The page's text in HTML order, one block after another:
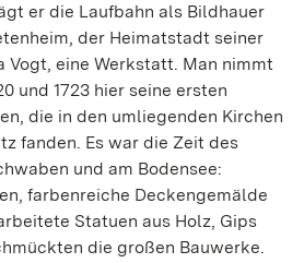
er die Laufbahn als Bildhauer
der Heimatstadt seiner
Vogt, eine Werkstatt. Man nimmt
und 1723 hier seine ersten
die in den umliegenden Kirchen
fanden. Es war die Zeit des
und am Bodensee:
farbenreiche Deckengemälde
Statuen aus Holz, Gips
die großen Bauwerke.